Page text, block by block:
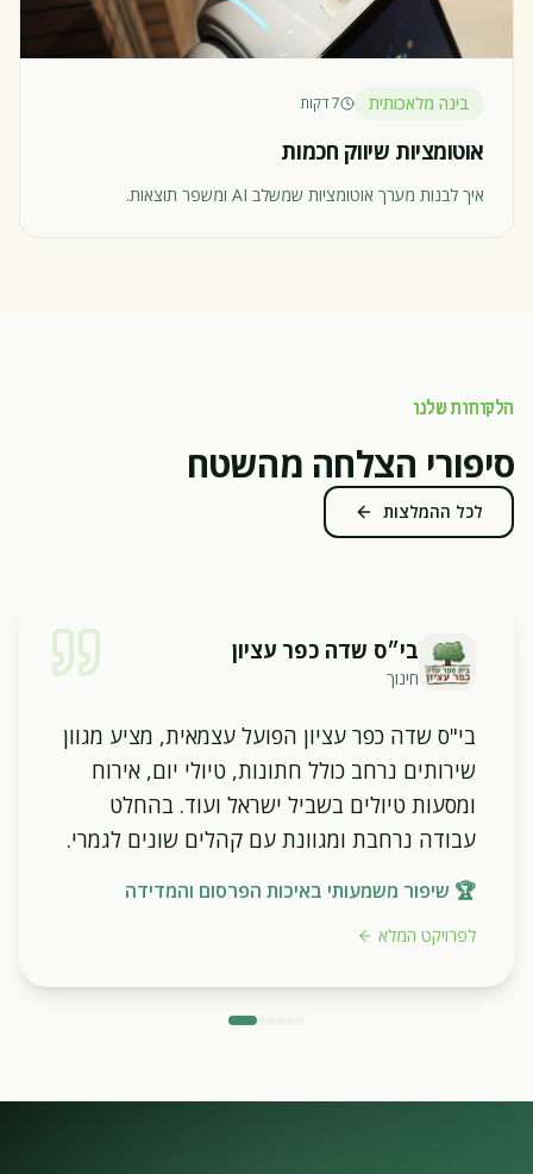
בינה מלאכותית 7 דקות
אוטומציות שיווק חכמות
איך לבנות מערך אוטומציות שמשלב AI ומשפר תוצאות.
הלקוחות שלנו
סיפורי הצלחה מהשטח
לכל ההמלצות
בי״ס שדה כפר עציון
חינוך
בי"ס שדה כפר עציון הפועל עצמאית, מציע מגוון
שירותים נרחב כולל חתונות, טיולי יום, אירוח
ומסעות טיולים בשביל ישראל ועוד. בהחלט
עבודה נרחבת ומגוונת עם קהלים שונים לגמרי.
🏆 שיפור משמעותי באיכות הפרסום והמדידה
לפרויקט המלא